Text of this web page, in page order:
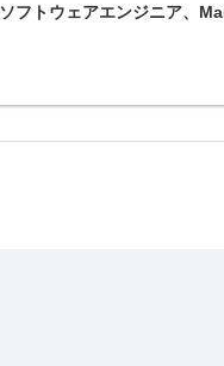
フトウェアエンジニア、